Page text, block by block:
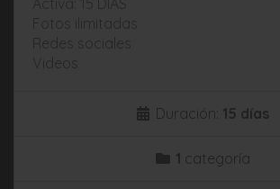
Activa: 15 DIAS
Fotos ilimitadas
Redes sociales
Videos
Duración: 15 días
1 categoría